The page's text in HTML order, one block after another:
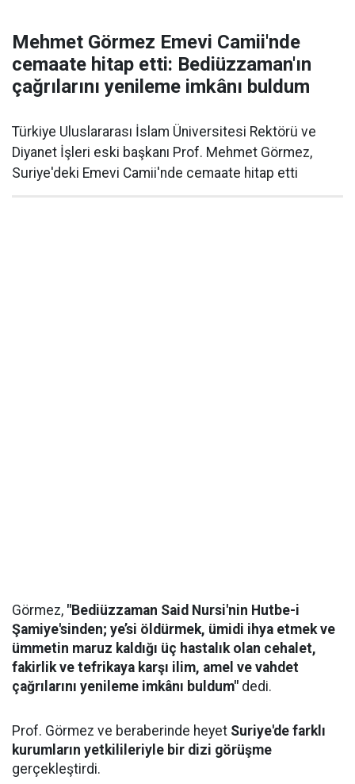
Mehmet Görmez Emevi Camii'nde
cemaate hitap etti: Bediüzzaman'ın
çağrılarını yenileme imkânı buldum
Türkiye Uluslararası İslam Üniversitesi Rektörü ve
Diyanet İşleri eski başkanı Prof. Mehmet Görmez,
Suriye'deki Emevi Camii'nde cemaate hitap etti
Görmez, "Bediüzzaman Said Nursi'nin Hutbe-i
Şamiye'sinden; ye’si öldürmek, ümidi ihya etmek ve
ümmetin maruz kaldığı üç hastalık olan cehalet,
fakirlik ve tefrikaya karşı ilim, amel ve vahdet
çağrılarını yenileme imkânı buldum" dedi.
Prof. Görmez ve beraberinde heyet Suriye'de farklı
kurumların yetkilileriyle bir dizi görüşme
gerçekleştirdi.